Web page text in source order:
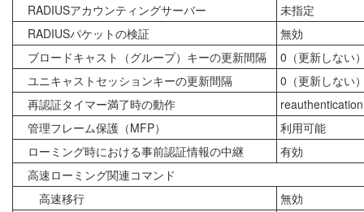
RADIUSアカウンティングサーバー
未指定
RADIUSパケットの検証
無効
ブロードキャスト（グループ）キーの更新間隔
0（更新しない
ユニキャストセッションキーの更新間隔
0（更新しない
再認証タイマー満了時の動作
reauthentication
管理フレーム保護（MFP）
利用可能
ローミング時における事前認証情報の中継
有効
高速ローミング関連コマンド
高速移行
無効